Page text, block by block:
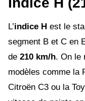
L’indice H est le
segment B et C en
de 210 km/h. On le
modèles comme la
Citroën C3 ou la